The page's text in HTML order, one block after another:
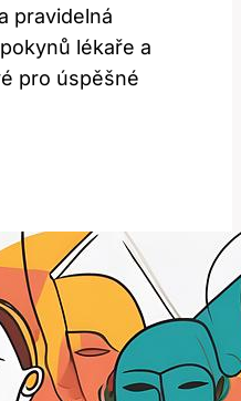
pravidelná
lékaře a
pro úspěšné